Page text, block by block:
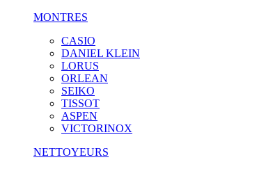
MONTRES
CASIO
DANIEL KLEIN
LORUS
ORLEAN
SEIKO
TISSOT
ASPEN
VICTORINOX
NETTOYEURS